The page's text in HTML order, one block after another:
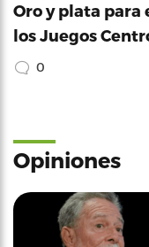
Oro y plata
los Juegos
0
Opiniones